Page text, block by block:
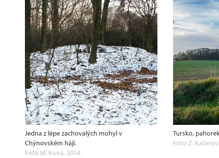
Jedna z lépe zachovalých mohyl v
Chýnovském háji.
Foto M. Kuna, 2014.
Tursko,
Foto Z.